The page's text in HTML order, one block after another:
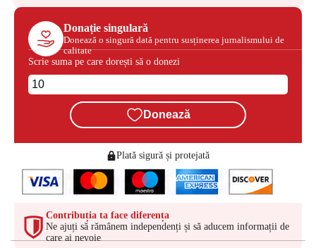
Donație singulară
Donează o singură dată pentru susținerea jurnalismului de
calitate
Scrie suma pe care dorești să o donezi
Donează
Plată sigură și protejată
Contribuția ta face diferența
Ne ajuți să rămânem independenți și să aducem informații de
care ai nevoie